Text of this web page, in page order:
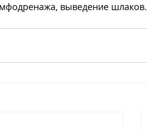
выведение шлаков.